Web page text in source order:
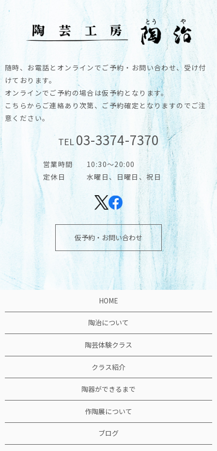
随時、お電話とオンラインでご予約・お問い合わせ、受け付
けております。
オンラインでご予約の場合は仮予約となります。
こちらからご連絡あり次第、ご予約確定となりますのでご注
意ください。
TEL03-3374-7370
営業時間
10:30～20:00
定休日
水曜日、日曜日、祝日
仮予約・お問い合わせ
HOME
陶治について
陶芸体験クラス
クラス紹介
陶器ができるまで
作陶展について
ブログ